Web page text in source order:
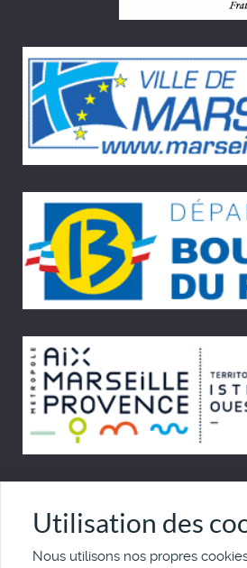
© Cinémémoire.net
Site développé par Pierre
Utilisation des
Nous utilisons nos propres